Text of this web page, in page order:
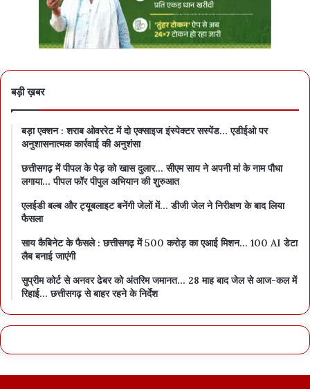
बड़ी ख़बर
बड़ा एक्शन : शराब ओवररेट में दो एक्साइज इंस्पेक्टर सस्पेंड… एडीईओ पर
अनुशासनात्मक कार्रवाई की अनुशंसा
छत्तीसगढ़ में पीपल के पेड़ को खास दुलार… सीएम साय ने अपनी मां के नाम पौधा
लगाया… पीपल फॉर पीपुल अभियान की शुरुआत
एलईडी बल्ब और ट्यूबलाइट बनेंगी जेलों में… डीजी जेल ने निरीक्षण के बाद लिया
फैसला
साय कैबिनेट के फैसले : छत्तीसगढ़ में 500 करोड़ का एआई मिशन… 100 AI डेटा
लैब बनाई जाएंगी
सुप्रीम कोर्ट से अनवर ढेबर को अंतरिम जमानत… 28 माह बाद जेल से आज-कल में
रिहाई… छत्तीसगढ़ से बाहर रहने के निर्देश